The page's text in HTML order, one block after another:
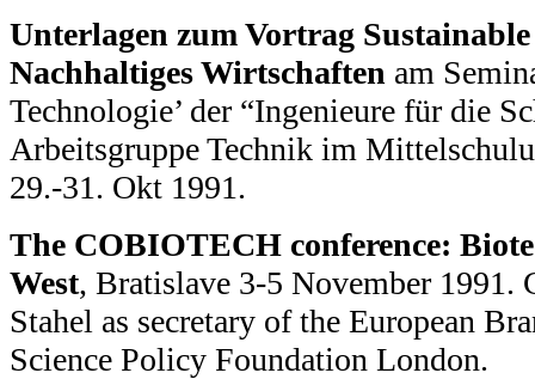
Unterlagen zum Vortrag
Nachhaltiges Wirtschaften am
Technologie’ der “Ingenieure für die
Arbeitsgruppe Technik im
29.-31. Okt 1991.
The COBIOTECH conference:
West, Bratislave 3-5 November 1991.
Stahel as secretary of the European
Science Policy Foundation London.